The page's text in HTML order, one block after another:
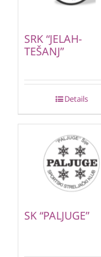
SRK “JELAH-
TEŠANJ”
Details
SK “PALJUGE”